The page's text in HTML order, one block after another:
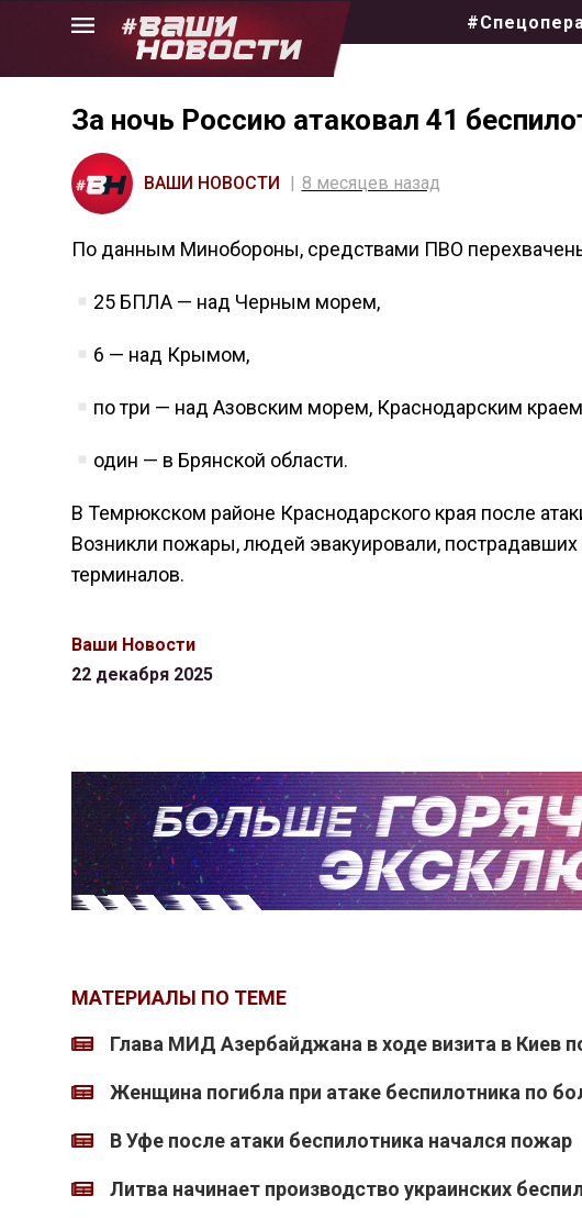
Skip
За ночь Россию атаковал 41
ВАШИ НОВОСТИ 8 месяцев назад
По данным Минобороны, средствами ПВО
25 БПЛА — над Черным морем,
6 — над Крымом,
по три — над Азовским морем, Краснодарским
один — в Брянской области.
В Темрюкском районе Краснодарского края после
Возникли пожары, людей эвакуировали,
терминалов.
Ваши Новости
22 декабря 2025
МАТЕРИАЛЫ ПО ТЕМЕ
Глава МИД Азербайджана в ходе визита в Киев
Женщина погибла при атаке беспилотника по
В Уфе после атаки беспилотника начался пожар
Литва начинает производство украинских